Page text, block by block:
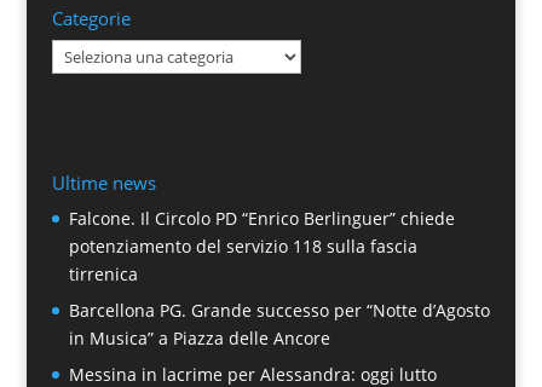
Categorie
Categorie
Ultime news
Falcone. Il Circolo PD “Enrico Berlinguer” chiede
potenziamento del servizio 118 sulla fascia
tirrenica
Barcellona PG. Grande successo per “Notte d’Agosto
in Musica” a Piazza delle Ancore
Messina in lacrime per Alessandra: oggi lutto